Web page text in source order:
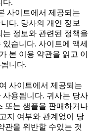
다.
사이트에서 제공되는
다. 당사의 개인 정보
는 정보와 관련된 정책을
습니다. 사이트에 액세
본 이용 약관을 읽고 이
니다.
사이트에서 제공되는
용됩니다. 귀사는 당사
또는 샘플을 판매하거나
지 여부와 관계없이 당
관을 위반할 수있는 것